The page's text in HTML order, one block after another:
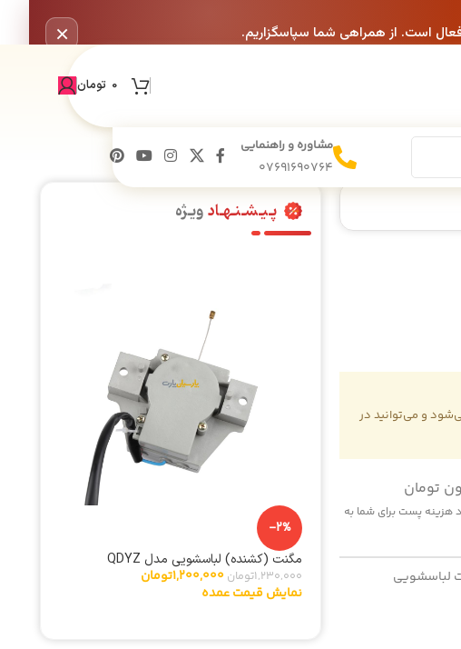
است. از همراهی شما سپاسگزاریم. ×
0 تومان
مشاوره و راهنمایی
07691690764
و می‌توانید در
6 میلیون تومان شود هزینه پست برای شما به
لباسشویی
پـیـشـنـهـادویـژه
لبه
تومان
-2%
مگنت (کشنده) لباسشویی مدل QDYZ
1,230,000تومان 1,200,000تومان
نمایش قیمت عمده